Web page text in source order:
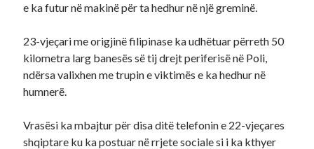
e ka futur në makinë për ta hedhur në një greminë.
23-vjeçari me origjinë filipinase ka udhëtuar përreth 50
kilometra larg banesës së tij drejt periferisë në Poli,
ndërsa valixhen me trupin e viktimës e ka hedhur në
humnerë.
Vrasësi ka mbajtur për disa ditë telefonin e 22-vjeçares
shqiptare ku ka postuar në rrjete sociale si i ka kthyer